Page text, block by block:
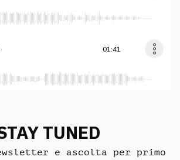
01:41
TUNED
e ascolta per primo